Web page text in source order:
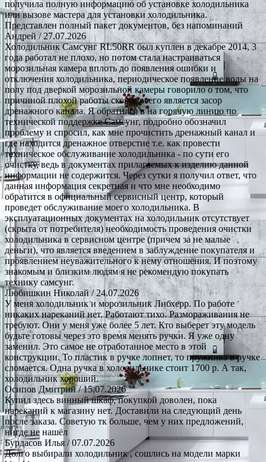
получила полную информацию об установке холодильника
или вызове мастера для установки холодильника.
Представлен полный пакет документов, без напоминаний
Андрей/ 27.07.2026
Холодильник Самсунг RL50RR был куплен в декабре 2014, 3
года работал не плохо, но потом стала настраиваться
морозильная камера вплоть до появления ошибки и
отключения холодильника, периодическое появление воды на
полу под дверкой морозильной камеры говорило о том, что
причиной плохой работы скорее всего является засор
дренажного канала. Я обратился в на горячую линию по
технической поддержке Самсунг, подробно обозначил
проблему и спросил, как мне прочистить дренажный канал и
где находится дренажное отверстие т.е. как провести
техническое обслуживание холодильника - по сути его
очистку, ведь в документах прилагаемых к изделию данной
информации не содержится. Через сутки я получил ответ, что
данная информация секретная и что мне необходимо
обратится в официальный сервисный центр, который
проведет обслуживание моего холодильника. В
эксплуатационных документах на холодильник отсутствует
(скрыта от потребителя) необходимость проведения очистки
холодильника в сервисном центре (причем за не малые
деньги), что является введением в заблуждение покупателя и
проявлением неуважительного к нему отношения. И поэтому
знакомым и близким людям я не рекомендую покупать
технику самсунг.
Любишкин Николай / 24.07.2026
У меня холодильник и морозильник Либхерр. По работе
никаких нареканий нет. Работают тихо. Размораживания не
требуют. Они у меня уже более 5 лет. Кто выберет эту модель
будьте готовы через это время менять ручки. Я уже одну
заменил. Это самое не отработанное место в этой
конструкции. То пластик в ручке лопнет, то пружинка в ручке
сломается. Одна ручка в холодильнике стоит 1700 р. А так,
холодильник хороший.
Осипов Дмитрий/ 15.07.2026
Купил здесь винный шкаф, покупкой доволен, пока
нареканий к магазину нет. Доставили на следующий день
после заказа. Советую тк больше, чем у них предложений,
нигде не нашёл
Бурдасов Илья / 07.07.2026
Долго выбирали холодильник , сошлись на модели марки